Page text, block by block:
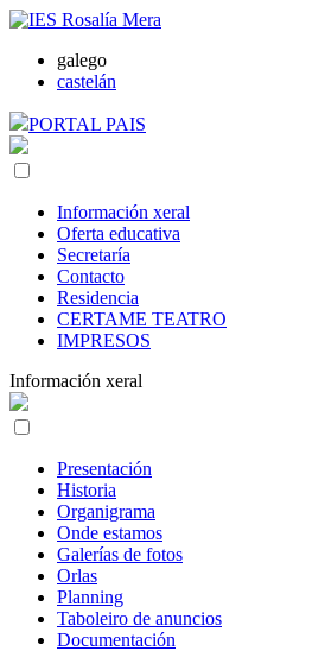
galego
castelán
PORTAL PAIS
Información xeral
Oferta educativa
Secretaría
Contacto
Residencia
CERTAME TEATRO
IMPRESOS
Información xeral
Presentación
Historia
Organigrama
Onde estamos
Galerías de fotos
Orlas
Planning
Taboleiro de anuncios
Documentación